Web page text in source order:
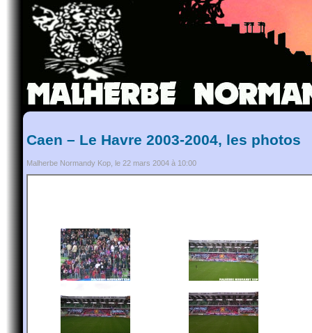
Caen – Le Havre 2003-2004, les photos
Malherbe Normandy Kop, le 22 mars 2004 à 10:00